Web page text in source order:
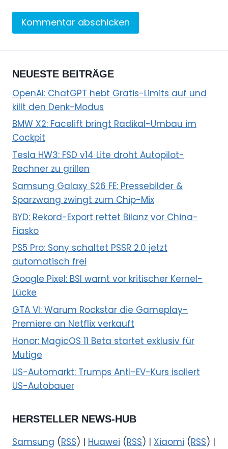
NEUESTE BEITRÄGE
OpenAI: ChatGPT hebt Gratis-Limits auf und
killt den Denk-Modus
BMW X2: Facelift bringt Radikal-Umbau im
Cockpit
Tesla HW3: FSD v14 Lite droht Autopilot-
Rechner zu grillen
Samsung Galaxy S26 FE: Pressebilder &
Sparzwang zwingt zum Chip-Mix
BYD: Rekord-Export rettet Bilanz vor China-
Fiasko
PS5 Pro: Sony schaltet PSSR 2.0 jetzt
automatisch frei
Google Pixel: BSI warnt vor kritischer Kernel-
Lücke
GTA VI: Warum Rockstar die Gameplay-
Premiere an Netflix verkauft
Honor: MagicOS 11 Beta startet exklusiv für
Mutige
US-Automarkt: Trumps Anti-EV-Kurs isoliert
US-Autobauer
HERSTELLER NEWS-HUB
Samsung (RSS) | Huawei (RSS) | Xiaomi (RSS) |